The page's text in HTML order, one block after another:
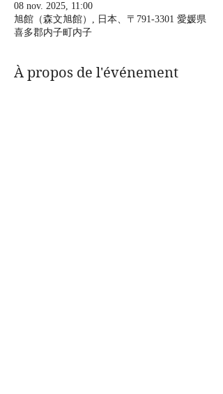
08 nov. 2025, 11:00
旭館（森文旭館）, 日本、〒791-3301 愛媛県
喜多郡内子町内子
À propos de l'événement